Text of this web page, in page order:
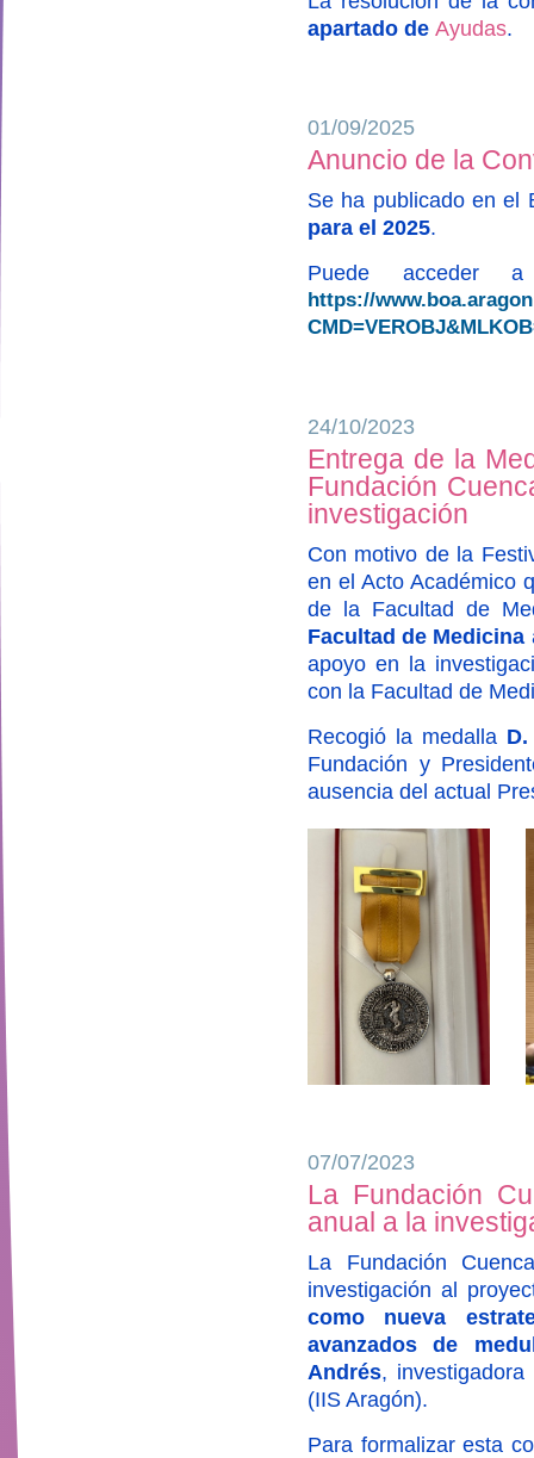
apartado de Ayudas.
01/09/2025
Anuncio de la
Se ha publicado en el
para el 2025.
Puede acceder
https://
24/10/2023
Entrega de la
Fundación
investigación
Con motivo de la
en el Acto Académico
de la Facultad de
Facultad de Medicina
apoyo en la
con la Facultad de
Recogió la medalla
Fundación y
ausencia del actual
07/07/2023
La Fundación
anual a la
La Fundación
investigación al
como nueva
avanzados de
Andrés,
(IIS Aragón).
Para formalizar esta